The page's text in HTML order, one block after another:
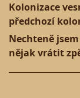
Kolonizace
předchozí
Nechteně
nějak vrátit